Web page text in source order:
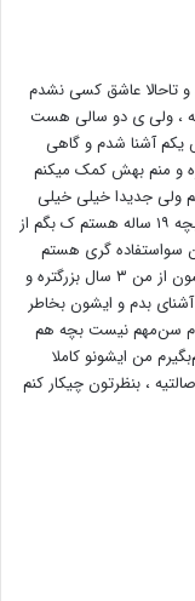
ساله هستم و تاحالا عاشق کسی نشدم
، ولی ی دو سالی هست
آشنا شدم و گاهی
و منم بهش کمک میکنم
ولی جدیدا خیلی خیلی
بهش علاقه پیدا کردم من ن پسر بچه ۱۹ ساله هستم ک بگم از
سواستفاده گری هستم
،ففط اینجا ی چیزی هست ک ایشون از من ۳ سال بزرگتره و
بدم و ایشون بخاطر
سن‌مهم نیست بچه هم
من ایشونو کاملا
، بنظرتون چیکار کنم